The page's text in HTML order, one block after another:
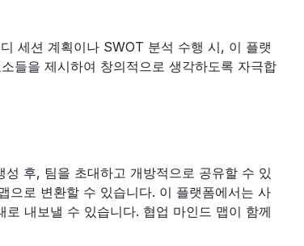
세션 계획이나 SWOT 분석 수행 시, 이 플랫
들을 제시하여 창의적으로 생각하도록 자극합
후, 팀을 초대하고 개방적으로 공유할 수 있
으로 변환할 수 있습니다. 이 플랫폼에서는 사
내보낼 수 있습니다. 협업 마인드 맵이 함께